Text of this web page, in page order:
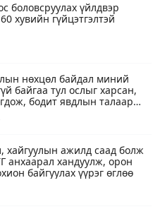
боловсруулах үйлдвэр
хувийн гүйцэтгэлтэй
нөхцөл байдал миний
байгаа тул ослыг харсан,
бодит явдлын талаар
хайгуулын ажилд саад болж
анхаарал хандуулж, орон
байгуулах үүрэг өглөө